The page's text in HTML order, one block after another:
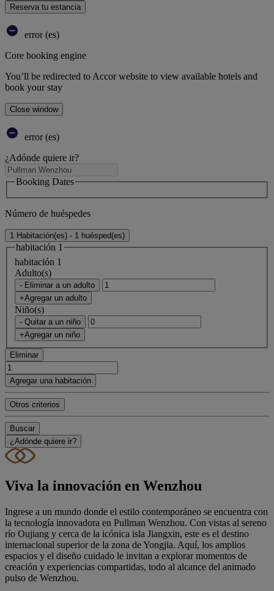
Reserva tu estancia
error (es)
Core booking engine
You’ll be redirected to Accor website to view available hotels and
book your stay
Close window
error (es)
¿Adónde quiere ir?
Booking Dates
Número de huéspedes
1 Habitación(es) - 1 huésped(es)
habitación 1
habitación 1
Adulto(s)
- Eliminar a un adulto
+Agregar un adulto
Niño(s)
- Quitar a un niño
+Agregar un niño
Eliminar
Agregar una habitación
Otros criterios
Buscar
¿Adónde quiere ir?
Viva la innovación en Wenzhou
Ingrese a un mundo donde el estilo contemporáneo se encuentra con
la tecnología innovadora en Pullman Wenzhou. Con vistas al sereno
río Oujiang y cerca de la icónica isla Jiangxin, este es el destino
internacional superior de la zona de Yongjia. Aquí, los amplios
espacios y el diseño cuidado le invitan a explorar momentos de
creación y experiencias compartidas, todo al alcance del animado
pulso de Wenzhou.